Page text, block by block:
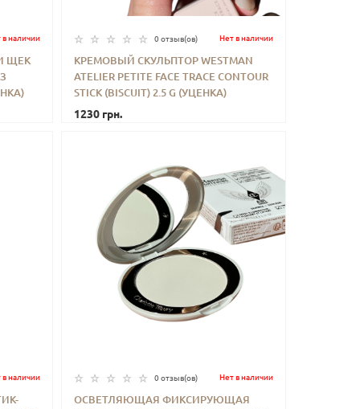
в наличии
ЩЕК
0 отзыв(ов) Нет в наличии
КРЕМОВЫЙ СКУЛЬПТОР WESTMAN
ATELIER PETITE FACE TRACE CONTOUR
STICK (BISCUIT) 2.5 G (УЦЕНКА)
1230 грн.
- + КУПИТЬ
в наличии 0 отзыв(ов) Нет в наличии
ОСВЕТЛЯЮЩАЯ ФИКСИРУЮЩАЯ